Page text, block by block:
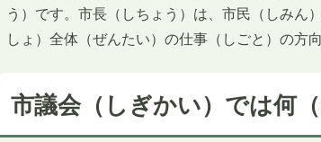
う）です。市長（しちょう）は、市民（しみん
しょ）全体（ぜんたい）の仕事（しごと）の方
市議会（しぎかい）では何